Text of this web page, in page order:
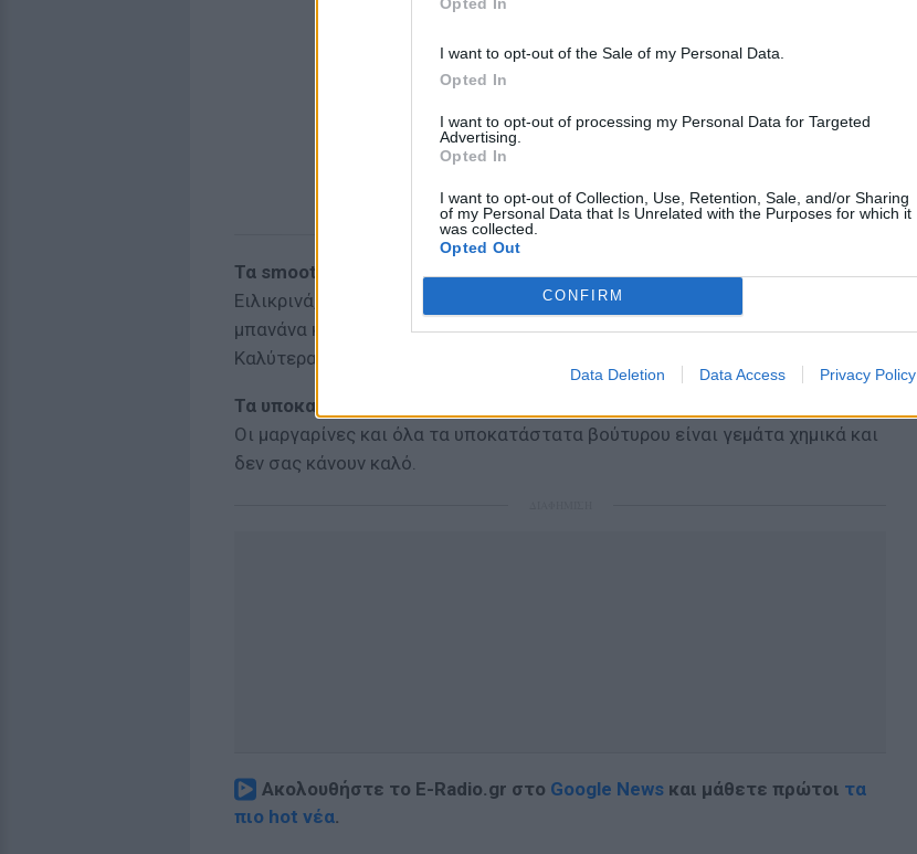
I want to opt-out of the Sale of my Personal Data.
Opted In
I want to opt-out of processing my Personal Data for Targeted
Advertising.
Opted In
I want to opt-out of Collection, Use, Retention, Sale, and/or Sharing
of my Personal Data that Is Unrelated with the Purposes for which it
was collected.
Opted Out
CONFIRM
Data Deletion Data Access Privacy Policy
Τα smoothies με ζάχαρη
Ειλικρινά, δεν έχει και ιδιαίτερη σημασία αν έχετε πολτοποιήσει φρέσκια
μπανάνα και φράουλες στον χυμό σας, αν έχετε βάλει μέσα πολλή ζάχαρη.
Καλύτερα προτιμήστε κάτι άλλο!
Τα υποκατάταστα βούτυρου
Οι μαργαρίνες και όλα τα υποκατάστατα βούτυρου είναι γεμάτα χημικά και
δεν σας κάνουν καλό.
Ακολουθήστε το E-Radio.gr στο Google News και μάθετε πρώτοι τα
πιο hot νέα.